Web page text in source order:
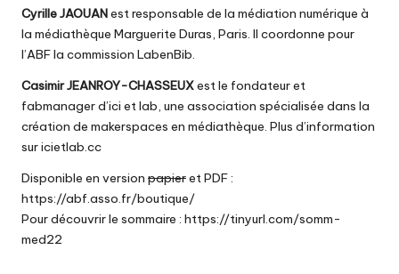
Cyrille JAOUANest responsable de la médiation numérique à
la médiathèque Marguerite Duras , Paris. Il coordonne pour
l’ABF la commission LabenBib.
Casimir JEANROY-CHASSEUXest le fondateur et
fabmanager d’ici et lab, une association spécialisée dans la
création de makerspaces en médiathèque. Plus d’information
suricietlab.cc
Disponible en version papieret PDF :
https://abf.asso.fr/boutique/
Pour découvrir le sommaire : https://tinyurl.com/somm-
med22